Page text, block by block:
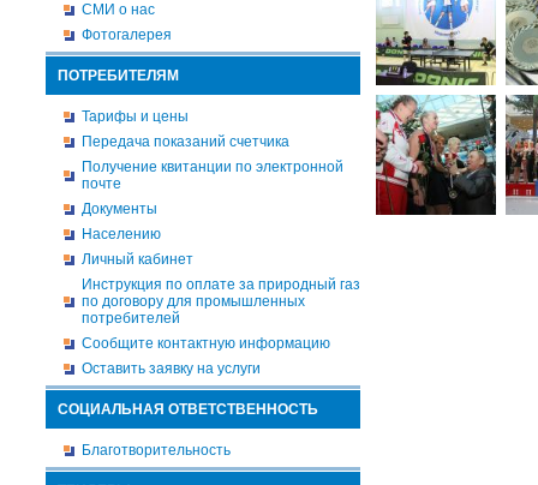
СМИ о нас
Фотогалерея
ПОТРЕБИТЕЛЯМ
Тарифы и цены
Передача показаний счетчика
Получение квитанции по электронной
почте
Документы
Населению
Личный кабинет
Инструкция по оплате за природный газ
по договору для промышленных
потребителей
Сообщите контактную информацию
Оставить заявку на услуги
СОЦИАЛЬНАЯ ОТВЕТСТВЕННОСТЬ
Благотворительность